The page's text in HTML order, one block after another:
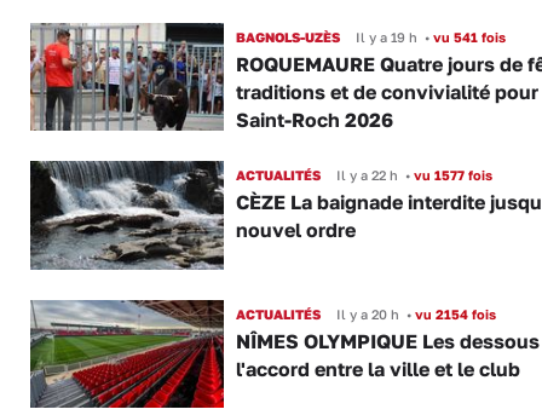
BAGNOLS-UZÈS Il y a 19 h •vu 541 fois
ROQUEMAURE Quatre jours de
traditions et de convivialité pour
Saint-Roch 2026
ACTUALITÉS Il y a 22 h •vu 1577 fois
CÈZE La baignade interdite
nouvel ordre
ACTUALITÉS Il y a 20 h •vu 2154 fois
NÎMES OLYMPIQUE Les
l'accord entre la ville et le club